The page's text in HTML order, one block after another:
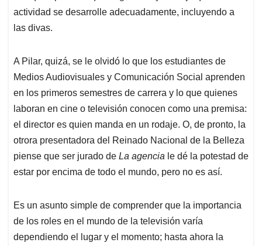
actividad se desarrolle adecuadamente, incluyendo a
las divas.
A Pilar, quizá, se le olvidó lo que los estudiantes de
Medios Audiovisuales y Comunicación Social aprenden
en los primeros semestres de carrera y lo que quienes
laboran en cine o televisión conocen como una premisa:
el director es quien manda en un rodaje. O, de pronto, la
otrora presentadora del Reinado Nacional de la Belleza
piense que ser jurado de La agencia le dé la potestad de
estar por encima de todo el mundo, pero no es así.
Es un asunto simple de comprender que la importancia
de los roles en el mundo de la televisión varía
dependiendo el lugar y el momento; hasta ahora la